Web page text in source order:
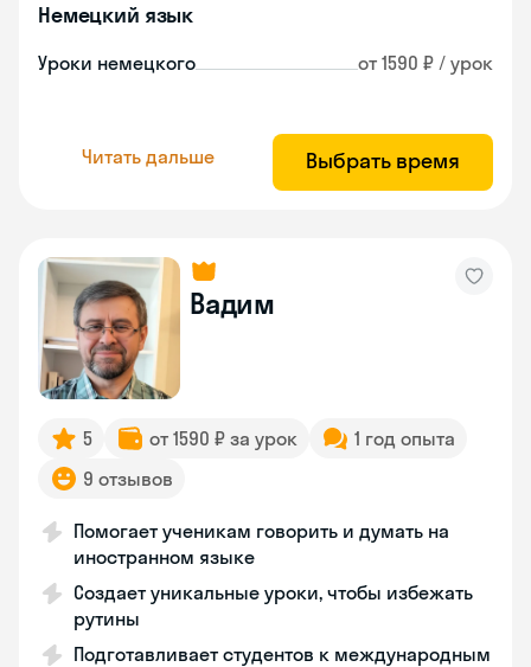
Немецкий язык
Уроки немецкого от 1590 ₽ / урок
Читать дальше Выбрать время
Вадим
5 от 1590 ₽ за урок
1 год опыта
9 отзывов
Помогает ученикам говорить и думать на
иностранном языке
Создает уникальные уроки, чтобы избежать
рутины
Подготавливает студентов к международным